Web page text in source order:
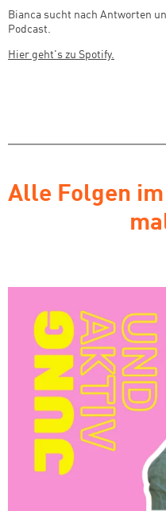
Bianca sucht nach Antworten
Podcast.
Hier geht's zu Spotify.
Alle Folgen